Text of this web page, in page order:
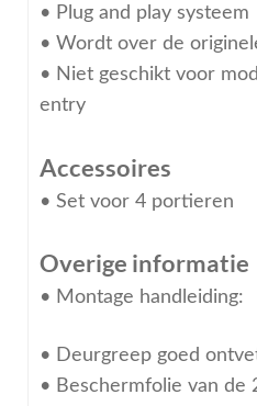
• Plug and play systeem
• Wordt over de
• Niet geschikt voor
entry
Accessoires
• Set voor 4 portieren
Overige informatie
• Montage handleiding:
• Deurgreep goed
• Beschermfolie van de